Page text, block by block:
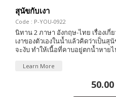
สุนัขกับเงา
Code : P-YOU-0922
นิทาน 2 ภาษา อังกฤษ-ไทย เรื่องเ
เงาของตัวเองในน้ำแล้วคิดว่าเป็น
จะงับ ทำให้เนื้อที่คาบอยู่ตกน้ำหาย
Learn More